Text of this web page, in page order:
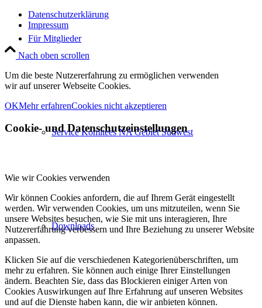
Für Mitglieder
Service Komitees NA Gebiet Südwest
Downloads
Datenschutzerklärung
Impressum
Nach oben scrollen
Um die beste Nutzererfahrung zu ermöglichen verwenden
wir auf unserer Webseite Cookies.
OKMehr erfahrenCookies nicht akzeptieren
Cookie- und Datenschutzeinstellungen
Wie wir Cookies verwenden
Wir können Cookies anfordern, die auf Ihrem Gerät eingestellt
werden. Wir verwenden Cookies, um uns mitzuteilen, wenn Sie
unsere Websites besuchen, wie Sie mit uns interagieren, Ihre
Nutzererfahrung verbessern und Ihre Beziehung zu unserer Website
anpassen.
Klicken Sie auf die verschiedenen Kategorienüberschriften, um
mehr zu erfahren. Sie können auch einige Ihrer Einstellungen
ändern. Beachten Sie, dass das Blockieren einiger Arten von
Cookies Auswirkungen auf Ihre Erfahrung auf unseren Websites
und auf die Dienste haben kann, die wir anbieten können.